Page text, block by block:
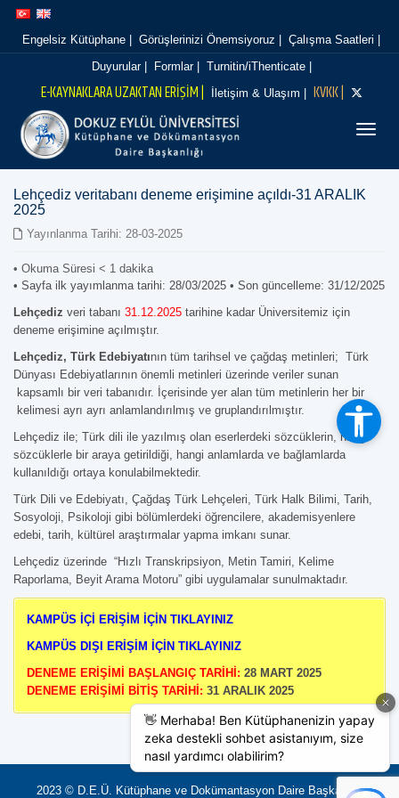
İçeriğe
Navigasyona
Engelsiz Kütüphane |
Görüşlerinizi Önemsiyoruz |
Çalışma Saatleri |
Duyurular |
Formlar | Turnitin/iThenticate |
E-KAYNAKLARA UZAKTAN ERİŞİM | İletişim & Ulaşım | KVKK |
Lehçediz veritabanı deneme erişimine açıldı-31 ARALIK
2025
Yayınlanma Tarihi: 28-03-2025
• Okuma Süresi < 1 dakika
• Sayfa ilk yayımlanma tarihi: 28/03/2025 • Son güncelleme: 31/12/2025
Lehçediz veri tabanı 31.12.2025 tarihine kadar Üniversitemiz için
deneme erişimine açılmıştır.
Lehçediz, Türk Edebiyatının tüm tarihsel ve çağdaş metinleri; Türk
Dünyası Edebiyatlarının önemli metinleri üzerinde veriler sunan
kapsamlı bir veri tabanıdır. İçerisinde yer alan tüm metinlerin her bir
kelimesi ayrı ayrı anlamlandırılmış ve gruplandırılmıştır.
Lehçediz ile; Türk dili ile yazılmış olan eserlerdeki sözcüklerin, hangi
sözcüklerle bir araya getirildiği, hangi anlamlarda ve bağlamlarda
kullanıldığı ortaya konulabilmektedir.
Türk Dili ve Edebiyatı, Çağdaş Türk Lehçeleri, Türk Halk Bilimi, Tarih,
Sosyoloji, Psikoloji gibi bölümlerdeki öğrencilere, akademisyenlere
edebi, tarih, kültürel araştırmalar yapma imkanı sunar.
Lehçediz üzerinde “Hızlı Transkripsiyon, Metin Tamiri, Kelime
Raporlama, Beyit Arama Motoru” gibi uygulamalar sunulmaktadır.
KAMPÜS İÇİ ERİŞİM İÇİN TIKLAYINIZ
KAMPÜS DIŞI ERİŞİM İÇİN TIKLAYINIZ
DENEME ERİŞİMİ BAŞLANGIÇ TARİHİ: 28 MART 2025
DENEME ERİŞİMİ BİTİŞ TARİHİ: 31 ARALIK 2025
2023 © D.E.Ü. Kütüphane ve Dokümantasyon Daire Başkanlığı